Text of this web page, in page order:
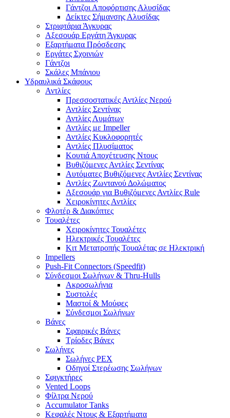
Γάντζοι Αποφόρτισης Αλυσίδας
Δείκτες Σήμανσης Αλυσίδας
Στριφτάρια Άγκυρας
Αξεσουάρ Εργάτη Άγκυρας
Εξαρτήματα Πρόσδεσης
Εργάτες Σχοινιών
Γάντζοι
Σκάλες Μπάνιου
Υδραυλικά Σκάφους
Αντλίες
Πρεσσοστατικές Αντλίες Νερού
Αντλίες Σεντίνας
Αντλίες Λυμάτων
Αντλίες με Impeller
Αντλίες Κυκλοφορητές
Αντλίες Πλυσίματος
Κουτιά Αποχέτευσης Ντους
Βυθιζόμενες Αντλίες Σεντίνας
Αυτόματες Βυθιζόμενες Αντλίες Σεντίνας
Αντλίες Ζωντανού Δολώματος
Αξεσουάρ για Βυθιζόμενες Αντλίες Rule
Χειροκίνητες Αντλίες
Φλοτέρ & Διακόπτες
Τουαλέτες
Χειροκίνητες Τουαλέτες
Ηλεκτρικές Τουαλέτες
Κιτ Μετατροπής Τουαλέτας σε Ηλεκτρική
Impellers
Push-Fit Connectors (Speedfit)
Σύνδεσμοι Σωλήνων & Thru-Hulls
Ακροσωλήνια
Συστολές
Μαστοί & Μούφες
Σύνδεσμοι Σωλήνων
Βάνες
Σφαιρικές Βάνες
Τρίοδες Βάνες
Σωλήνες
Σωλήνες PEX
Οδηγοί Στερέωσης Σωλήνων
Σφιγκτήρες
Vented Loops
Φίλτρα Νερού
Accumulator Tanks
Κεφαλές Ντους & Εξαρτήματα